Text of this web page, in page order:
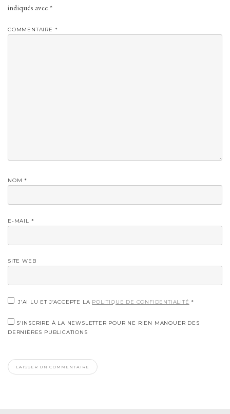
indiqués avec *
COMMENTAIRE *
NOM *
E-MAIL *
SITE WEB
J’AI LU ET J’ACCEPTE LA POLITIQUE DE CONFIDENTIALITÉ *
S'INSCRIRE À LA NEWSLETTER POUR NE RIEN MANQUER DES
DERNIÈRES PUBLICATIONS